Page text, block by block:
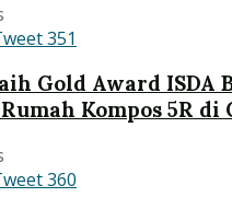
351
Gold Award ISDA
Kompos 5R di
360